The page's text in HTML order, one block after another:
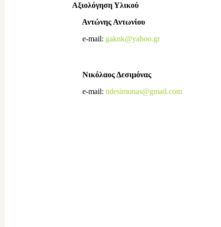
Αξιολόγηση Υλικού
Αντώνης Αντωνίου
e-mail: gaknk@yahoo.gr
Νικόλαος Δεσιμόνας
e-mail: ndesimonas@gmail.com